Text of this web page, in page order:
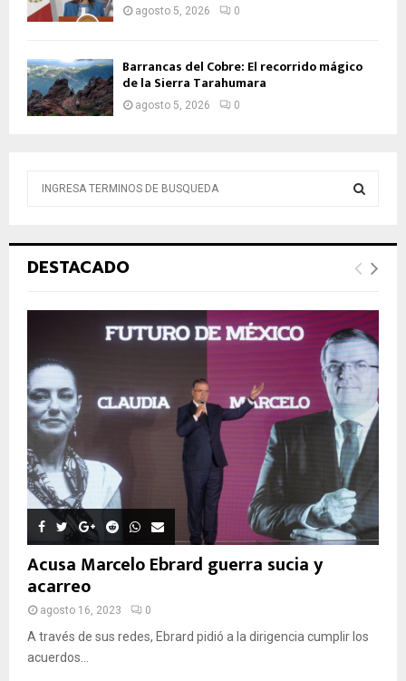
agosto 5, 2026 0
Barrancas del Cobre: El recorrido mágico
de la Sierra Tarahumara
agosto 5, 2026 0
e
a
:
Ú
Q
U
E
D
DESTACADO
Acusa Marcelo Ebrard guerra sucia y
acarreo
agosto 16, 2023 0
A través de sus redes, Ebrard pidió a la dirigencia cumplir los
acuerdos...